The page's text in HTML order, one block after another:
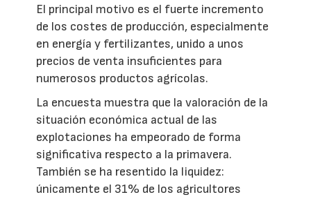
El principal motivo es el fuerte incremento
de los costes de producción, especialmente
en energía y fertilizantes, unido a unos
precios de venta insuficientes para
numerosos productos agrícolas.
La encuesta muestra que la valoración de la
situación económica actual de las
explotaciones ha empeorado de forma
significativa respecto a la primavera.
También se ha resentido la liquidez:
únicamente el 31% de los agricultores